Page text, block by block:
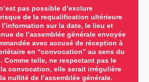
pas possible d’exclure
de la requalification ultérieure
sur la date, le lieu et
de l’assemblée générale envoyée
avec accusé de réception à
en “convocation” au sens du
Comme telle, ne respectant pas le
convocation, elle serait irrégulière
nullité de l’assemblée générale.